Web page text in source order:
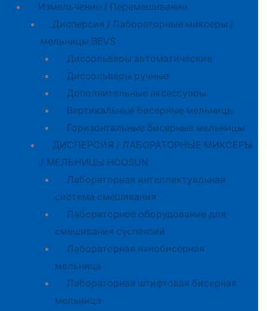
Измельчение / Перемешивание
Дисперсия / Лабораторные миксеры /
мельницы BEVS
Диссольверы автоматические
Диссольверы ручные
Дополнительные аксессуары
Вертикальные бисерные мельницы
Горизонтальные бисерные мельницы
ДИСПЕРСИЯ / ЛАБОРАТОРНЫЕ МИКСЕРЫ
/ МЕЛЬНИЦЫ HOOSUN
Лабораторная интеллектуальная
система смешивания
Лабораторное оборудование для
смешивания суспензий
Лабораторная нанобисерная
мельница
Лабораторная штифтовая бисерная
мельница